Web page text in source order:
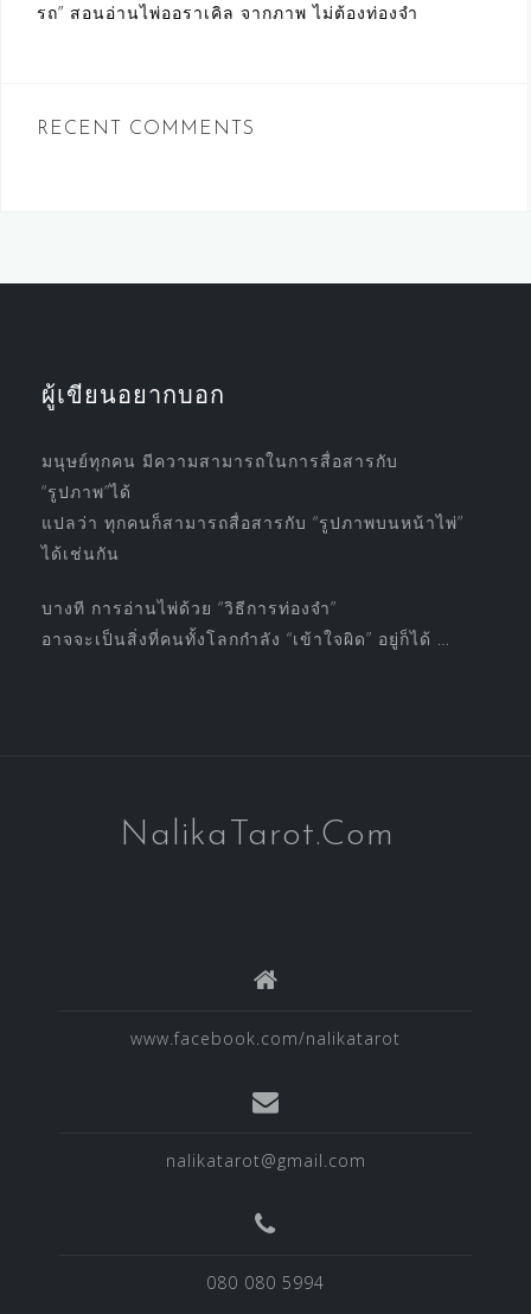
รถ” สอนอ่านไพ่ออราเคิล จากภาพ ไม่ต้องท่องจำ
RECENT COMMENTS
ผู้เขียนอยากบอก
มนุษย์ทุกคน มีความสามารถในการสื่อสารกับ
“รูปภาพ”ได้
แปลว่า ทุกคนก็สามารถสื่อสารกับ “รูปภาพบนหน้าไพ่”
ได้เช่นกัน
บางที การอ่านไพ่ด้วย “วิธีการท่องจำ”
อาจจะเป็นสิ่งที่คนทั้งโลกกำลัง “เข้าใจผิด” อยู่ก็ได้ …
NalikaTarot.Com
www.facebook.com/nalikatarot
nalikatarot@gmail.com
080 080 5994